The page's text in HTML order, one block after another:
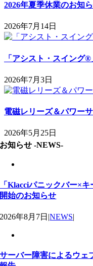
2026年夏季休業のお知
2026年7月14日
「アシスト・スイング
2026年7月3日
電磁レリーズ＆パワー
2026年5月25日
お知らせ -NEWS-
「Klacciパニックバー×
開始のお知らせ
2026年8月7日 |NEWS|
サーバー障害によるウェ